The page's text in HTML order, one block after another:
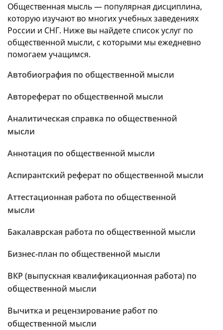
Общественная мысль — популярная дисциплина,
которую изучают во многих учебных заведениях
России и СНГ. Ниже вы найдете список услуг по
общественной мысли, с которыми мы ежедневно
помогаем учащимся.
Автобиография по общественной мысли
Автореферат по общественной мысли
Аналитическая справка по общественной
мысли
Аннотация по общественной мысли
Аспирантский реферат по общественной мысли
Аттестационная работа по общественной
мысли
Бакалаврская работа по общественной мысли
Бизнес-план по общественной мысли
ВКР (выпускная квалификационная работа) по
общественной мысли
Вычитка и рецензирование работ по
общественной мысли